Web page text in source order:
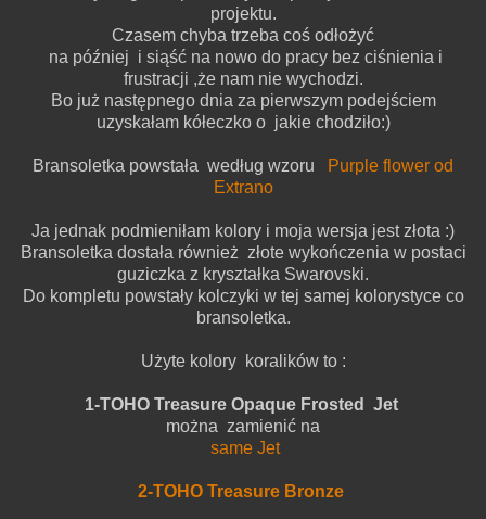
projektu.
Czasem chyba trzeba coś odłożyć
na później i siąść na nowo do pracy bez ciśnienia i
frustracji ,że nam nie wychodzi.
Bo już następnego dnia za pierwszym podejściem
uzyskałam kółeczko o jakie chodziło:)
Bransoletka powstała według wzoru
Purple flower od
Extrano
Ja jednak podmieniłam kolory i moja wersja jest złota :)
Bransoletka dostała również złote wykończenia w postaci
guziczka z kryształka Swarovski.
Do kompletu powstały kolczyki w tej samej kolorystyce co
bransoletka.
Użyte kolory koralików to :
1-TOHO Treasure Opaque Frosted Jet
można zamienić na
same Jet
2-TOHO Treasure Bronze